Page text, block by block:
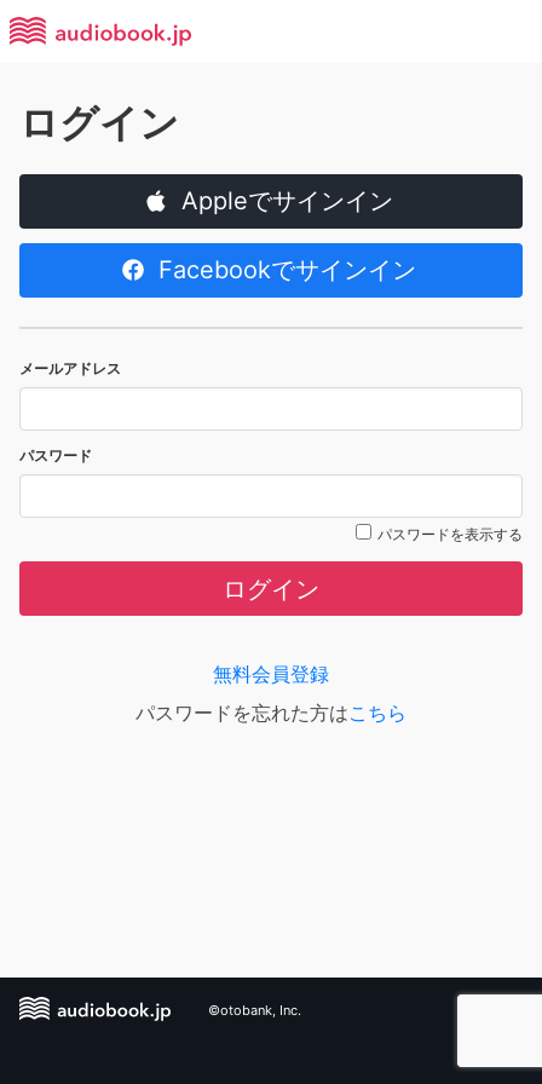
ログイン
Appleでサインイン
Facebookでサインイン
メールアドレス
パスワード
パスワードを表示する
ログイン
無料会員登録
パスワードを忘れた方はこちら
©otobank, Inc.